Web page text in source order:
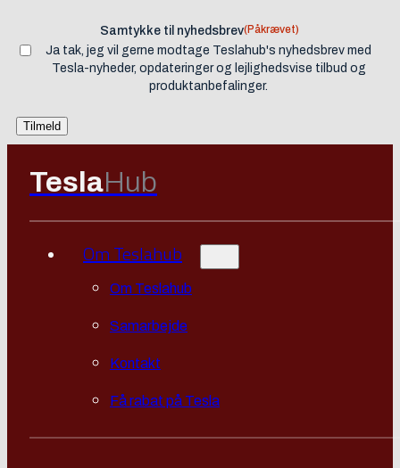
Samtykke til nyhedsbrev(Påkrævet)
Ja tak, jeg vil gerne modtage Teslahub's nyhedsbrev med
Tesla-nyheder, opdateringer og lejlighedsvise tilbud og
produktanbefalinger.
TeslaHub
Om Teslahub
Om Teslahub
Samarbejde
Kontakt
Få rabat på Tesla